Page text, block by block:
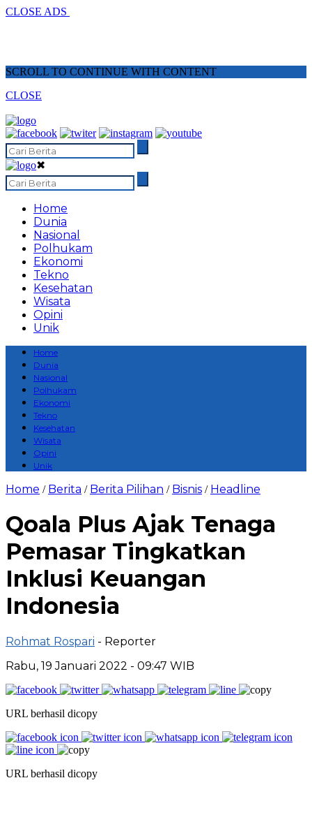
CLOSE ADS
SCROLL TO CONTINUE WITH CONTENT
CLOSE
✖
Home
Dunia
Nasional
Polhukam
Ekonomi
Tekno
Kesehatan
Wisata
Opini
Unik
Home
Dunia
Nasional
Polhukam
Ekonomi
Tekno
Kesehatan
Wisata
Opini
Unik
Home / Berita / Berita Pilihan / Bisnis / Headline
Qoala Plus Ajak Tenaga
Pemasar Tingkatkan
Inklusi Keuangan
Indonesia
Rohmat Rospari - Reporter
Rabu, 19 Januari 2022 - 09:47 WIB
URL berhasil dicopy
URL berhasil dicopy